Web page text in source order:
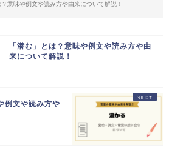
？意味や例文や読み方や由来について解説！
「潜む」とは？意味や例文や読み方や由
来について解説！
例文や読み方や